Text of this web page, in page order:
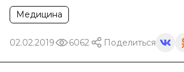
Медицина
02.02.2019 6062 Поделиться